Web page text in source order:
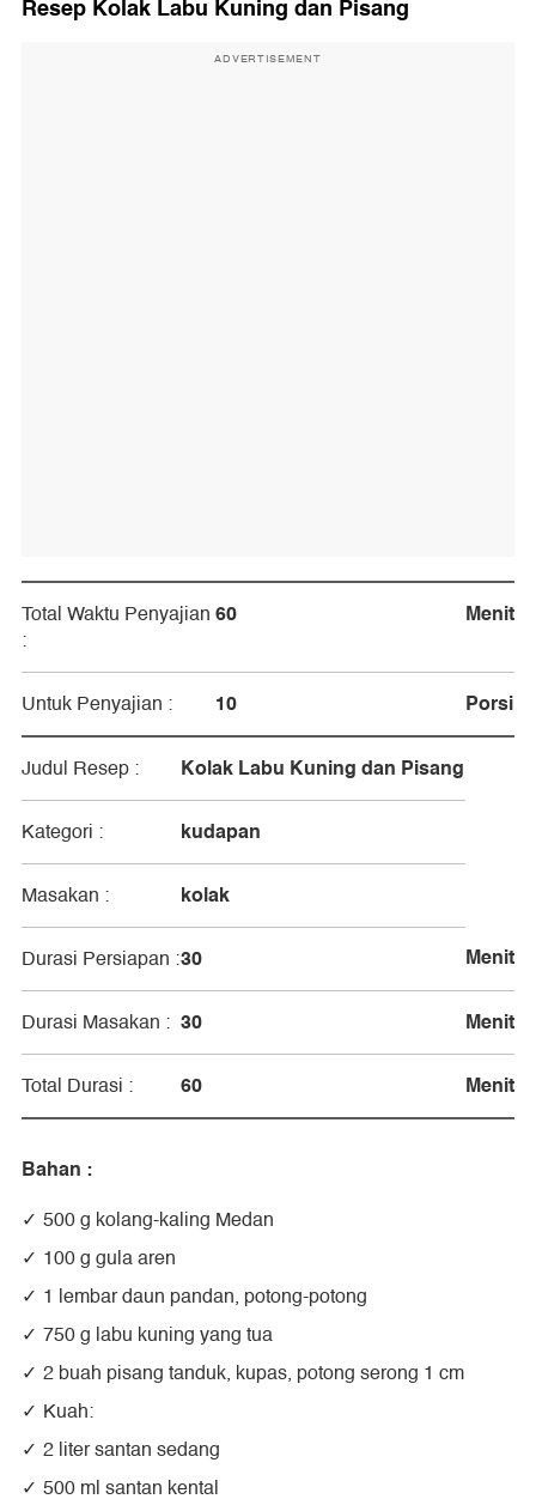
Resep Kolak Labu Kuning dan Pisang
ADVERTISEMENT
Total Waktu Penyajian
:
60 Menit
Untuk Penyajian : 10 Porsi
Judul Resep : Kolak Labu Kuning dan Pisang
Kategori : kudapan
Masakan : kolak
Durasi Persiapan :30 Menit
Durasi Masakan : 30 Menit
Total Durasi : 60 Menit
Bahan :
500 g kolang-kaling Medan
100 g gula aren
1 lembar daun pandan, potong-potong
750 g labu kuning yang tua
2 buah pisang tanduk, kupas, potong serong 1 cm
Kuah:
2 liter santan sedang
500 ml santan kental